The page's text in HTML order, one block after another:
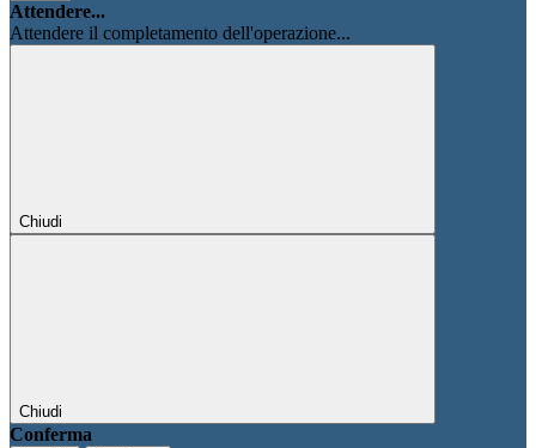
Attendere...
Attendere il completamento dell'operazione...
Chiudi
Chiudi
Conferma